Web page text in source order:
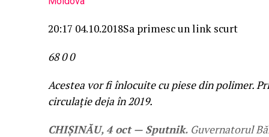
20:17 04.10.2018Sa primesc un link scurt
6800
Acestea vor fi înlocuite cu piese din polimer.
circulație deja în 2019.
CHIȘINĂU, 4 oct — Sputnik. Guvernatorul